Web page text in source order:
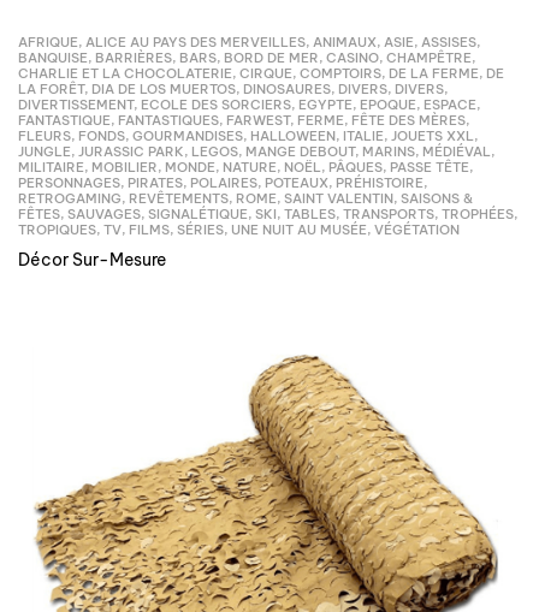
AFRIQUE, ALICE AU PAYS DES MERVEILLES, ANIMAUX, ASIE, ASSISES,
BANQUISE, BARRIÈRES, BARS, BORD DE MER, CASINO, CHAMPÊTRE,
CHARLIE ET LA CHOCOLATERIE, CIRQUE, COMPTOIRS, DE LA FERME, DE
LA FORÊT, DIA DE LOS MUERTOS, DINOSAURES, DIVERS, DIVERS,
DIVERTISSEMENT, ECOLE DES SORCIERS, EGYPTE, EPOQUE, ESPACE,
FANTASTIQUE, FANTASTIQUES, FARWEST, FERME, FÊTE DES MÈRES,
FLEURS, FONDS, GOURMANDISES, HALLOWEEN, ITALIE, JOUETS XXL,
JUNGLE, JURASSIC PARK, LEGOS, MANGE DEBOUT, MARINS, MÉDIÉVAL,
MILITAIRE, MOBILIER, MONDE, NATURE, NOËL, PÂQUES, PASSE TÊTE,
PERSONNAGES, PIRATES, POLAIRES, POTEAUX, PRÉHISTOIRE,
RETROGAMING, REVÊTEMENTS, ROME, SAINT VALENTIN, SAISONS &
FÊTES, SAUVAGES, SIGNALÉTIQUE, SKI, TABLES, TRANSPORTS, TROPHÉES,
TROPIQUES, TV, FILMS, SÉRIES, UNE NUIT AU MUSÉE, VÉGÉTATION
Décor Sur-Mesure